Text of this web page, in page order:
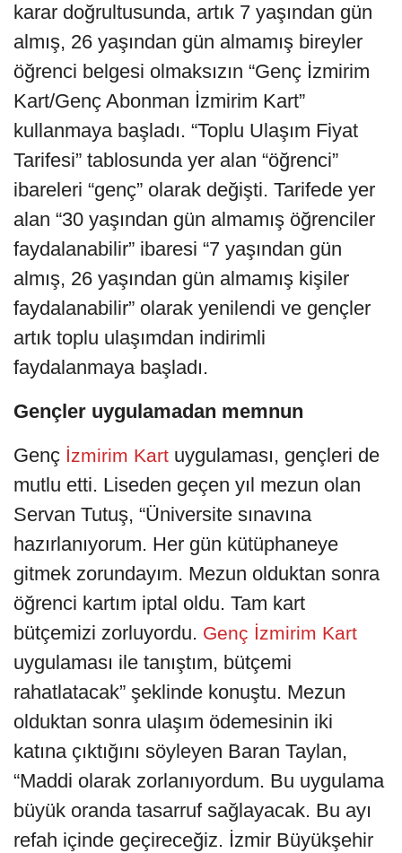
karar doğrultusunda, artık 7 yaşından gün
almış, 26 yaşından gün almamış bireyler
öğrenci belgesi olmaksızın “Genç İzmirim
Kart/Genç Abonman İzmirim Kart”
kullanmaya başladı. “Toplu Ulaşım Fiyat
Tarifesi” tablosunda yer alan “öğrenci”
ibareleri “genç” olarak değişti. Tarifede yer
alan “30 yaşından gün almamış öğrenciler
faydalanabilir” ibaresi “7 yaşından gün
almış, 26 yaşından gün almamış kişiler
faydalanabilir” olarak yenilendi ve gençler
artık toplu ulaşımdan indirimli
faydalanmaya başladı.
Gençler uygulamadan memnun
Genç İzmirim Kart uygulaması, gençleri de
mutlu etti. Liseden geçen yıl mezun olan
Servan Tutuş, “Üniversite sınavına
hazırlanıyorum. Her gün kütüphaneye
gitmek zorundayım. Mezun olduktan sonra
öğrenci kartım iptal oldu. Tam kart
bütçemizi zorluyordu. Genç İzmirim Kart
uygulaması ile tanıştım, bütçemi
rahatlatacak” şeklinde konuştu. Mezun
olduktan sonra ulaşım ödemesinin iki
katına çıktığını söyleyen Baran Taylan,
“Maddi olarak zorlanıyordum. Bu uygulama
büyük oranda tasarruf sağlayacak. Bu ayı
refah içinde geçireceğiz. İzmir Büyükşehir